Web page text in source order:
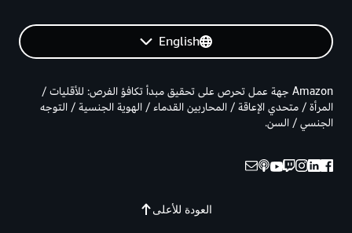
English
العودة للأعلى
Amazon جهة عمل تحرص على تحقيق مبدأ تكافؤ الفرص: للأقليات /
المرأة / متحدي الإعاقة / المحاربين القدماء / الهوية الجنسية / التوجه
الجنسي / السن.